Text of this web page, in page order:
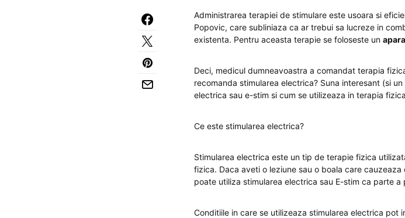
Administrarea terapiei de stimulare este usoara si
Popovic, care subliniaza ca ar trebui sa lucreze in
existenta. Pentru aceasta terapie se foloseste un
Deci, medicul dumneavoastra a comandat terapia
recomanda stimularea electrica? Suna interesant (si
electrica sau e-stim si cum se utilizeaza in terapia
Ce este stimularea electrica?
Stimularea electrica este un tip de terapie fizica
fizica. Daca aveti o leziune sau o boala care
poate utiliza stimularea electrica sau E-stim ca parte
Conditiile in care se utilizeaza stimularea electrica pot